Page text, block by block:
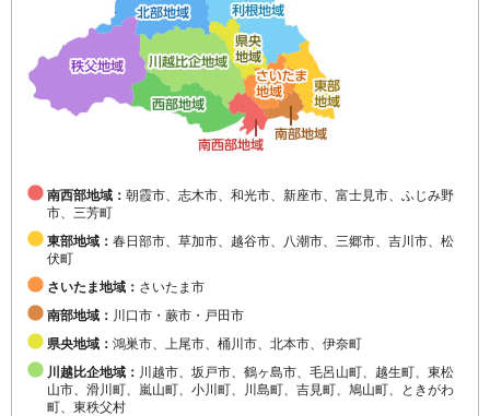
南西部地域： 朝霞市、志木市、和光市、新座市、富士見市、ふじみ野
市、三芳町
東部地域： 春日部市、草加市、越谷市、八潮市、三郷市、吉川市、松
伏町
さいたま地域： さいたま市
南部地域： 川口市・蕨市・戸田市
県央地域： 鴻巣市、上尾市、桶川市、北本市、伊奈町
川越比企地域： 川越市、坂戸市、鶴ヶ島市、毛呂山町、越生町、東松
山市、滑川町、嵐山町、小川町、川島町、吉見町、鳩山町、ときがわ
町、東秩父村